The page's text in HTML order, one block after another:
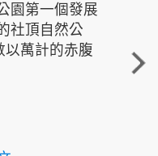
園第一個發展
社頂自然公
以萬計的赤腹
重
走進